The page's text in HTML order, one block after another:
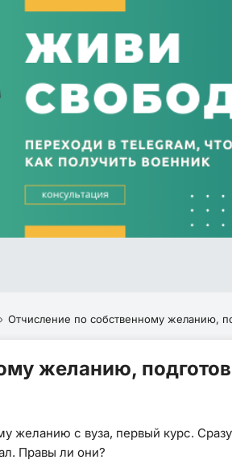
Отчисление по собственному желанию,
желанию,
желанию с вуза, первый курс.
Правы ли они?